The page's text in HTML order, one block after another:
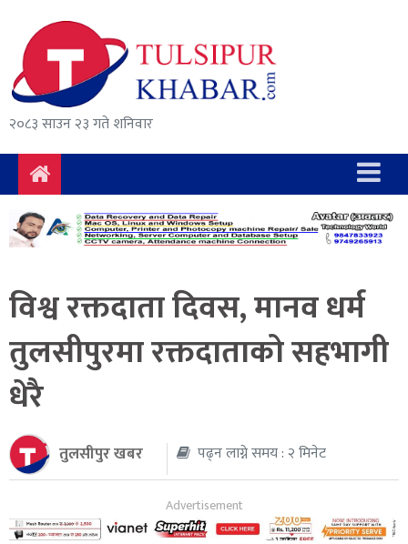
२०८३ साउन २३ गते शनिवार
समाचार
राजनीति
सुरक्षा/
अपराध
दुर्घटना
विचार
अर्थ
संवाद
मनोरञ्जन
थप
विश्व रक्तदाता दिवस, मानव धर्म
तुलसीपुरमा रक्तदाताको सहभागी
धेरै
तुलसीपुर खबर पढ्न लाग्ने समय : २ मिनेट